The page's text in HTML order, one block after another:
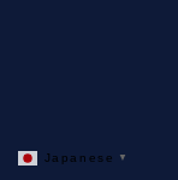
Japanese ▼